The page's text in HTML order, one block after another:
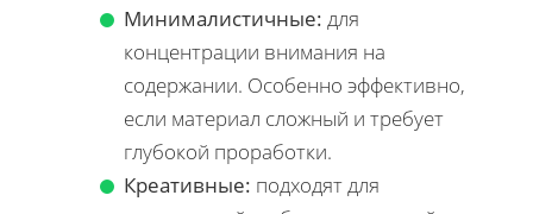
Минималистичные: для
концентрации внимания на
содержании. Особенно эффективно,
если материал сложный и требует
глубокой проработки.
Креативные: подходят для